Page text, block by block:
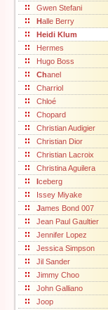
Gwen Stefani
Halle Berry
Heidi Klum
Hermes
Hugo Boss
Chanel
Charriol
Chloé
Chopard
Christian Audigier
Christian Dior
Christian Lacroix
Christina Aguilera
Iceberg
Issey Miyake
James Bond 007
Jean Paul Gaultier
Jennifer Lopez
Jessica Simpson
Jil Sander
Jimmy Choo
John Galliano
Joop